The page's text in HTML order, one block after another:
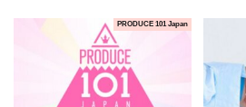
PRODUCE 101 Japan